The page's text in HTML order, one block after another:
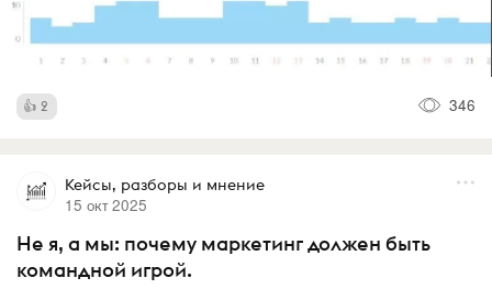
2 346
Кейсы, разборы и мнение
15 окт 2025
Не я, а мы: почему маркетинг должен быть
командной игрой.